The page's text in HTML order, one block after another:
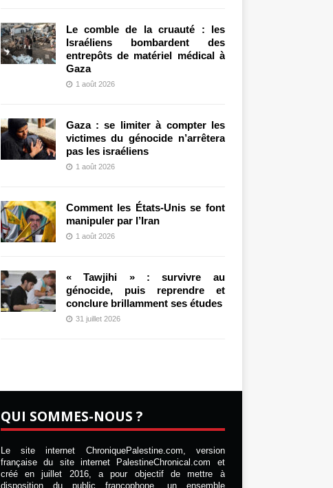
Le comble de la cruauté : les
Israéliens bombardent des
entrepôts de matériel médical à
Gaza
1 août 2026
Gaza : se limiter à compter les
victimes du génocide n’arrêtera
pas les israéliens
1 août 2026
Comment les États-Unis se font
manipuler par l’Iran
1 août 2026
« Tawjihi » : survivre au
génocide, puis reprendre et
conclure brillamment ses études
31 juillet 2026
QUI SOMMES-NOUS ?
Le site internet ChroniquePalestine.com, version
française du site internet PalestineChronical.com et
créé en juillet 2016, a pour objectif de mettre à
disposition du public francophone, un ensemble